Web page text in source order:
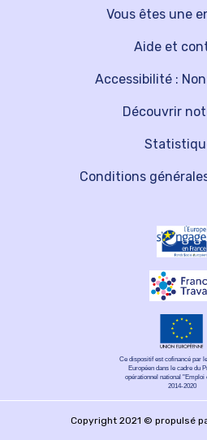
Vous êtes une
Découvrir
Aide et
Accessibilité :
Conditions
Ce dispositif est cofinancé par
Européen dans le cadre du
opérationnel national "Emploi
2014-2020
Copyright 2021 © propulsé